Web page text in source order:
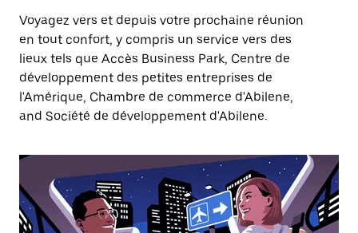
Voyagez vers et depuis votre prochaine réunion
en tout confort, y compris un service vers des
lieux tels que Accès Business Park, Centre de
développement des petites entreprises de
l'Amérique, Chambre de commerce d'Abilene,
and Société de développement d'Abilene.